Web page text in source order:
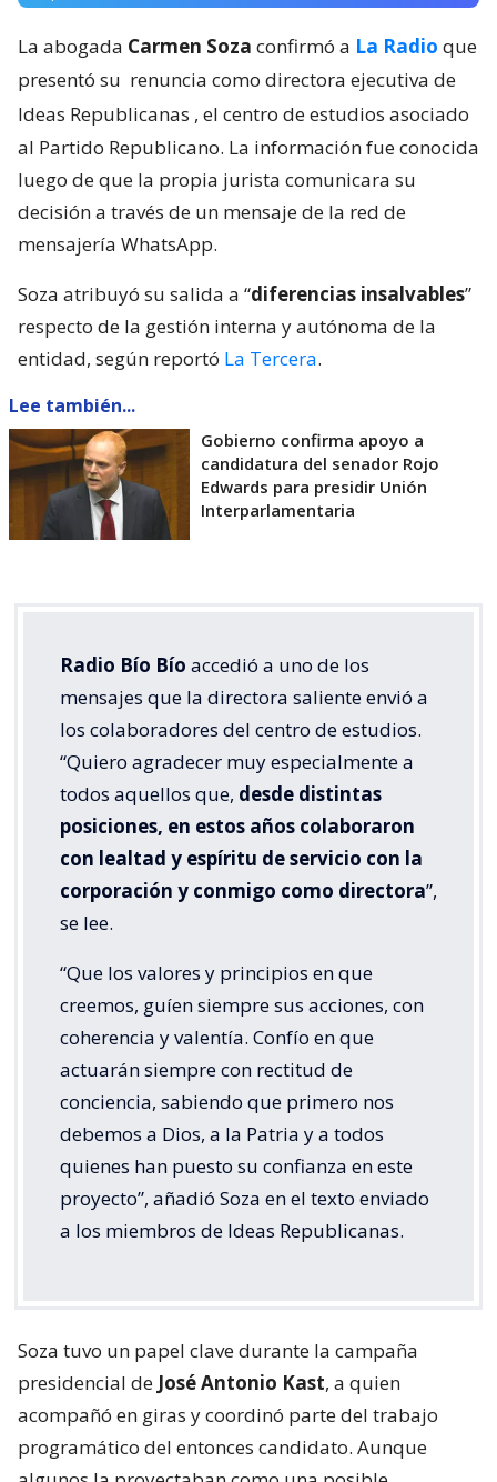
La abogada Carmen Soza confirmó a La Radio que
presentó su renuncia como directora ejecutiva de
Ideas Republicanas , el centro de estudios asociado
al Partido Republicano. La información fue conocida
luego de que la propia jurista comunicara su
decisión a través de un mensaje de la red de
mensajería WhatsApp.
Soza atribuyó su salida a “diferencias insalvables”
respecto de la gestión interna y autónoma de la
entidad, según reportó La Tercera.
Lee también...
Gobierno confirma apoyo a
candidatura del senador Rojo
Edwards para presidir Unión
Interparlamentaria
Radio Bío Bío accedió a uno de los
mensajes que la directora saliente envió a
los colaboradores del centro de estudios.
“Quiero agradecer muy especialmente a
todos aquellos que, desde distintas
posiciones, en estos años colaboraron
con lealtad y espíritu de servicio con la
corporación y conmigo como directora”,
se lee.
“Que los valores y principios en que
creemos, guíen siempre sus acciones, con
coherencia y valentía. Confío en que
actuarán siempre con rectitud de
conciencia, sabiendo que primero nos
debemos a Dios, a la Patria y a todos
quienes han puesto su confianza en este
proyecto”, añadió Soza en el texto enviado
a los miembros de Ideas Republicanas.
Soza tuvo un papel clave durante la campaña
presidencial de José Antonio Kast, a quien
acompañó en giras y coordinó parte del trabajo
programático del entonces candidato. Aunque